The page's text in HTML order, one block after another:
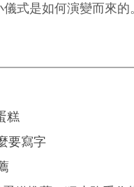
式是如何演變而來
糕
要寫字